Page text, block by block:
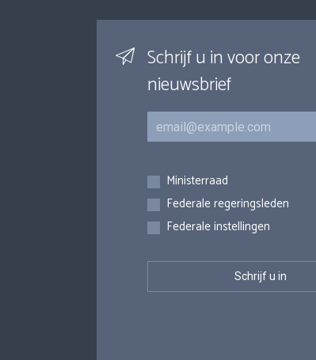
Schrijf u in voor onze
nieuwsbrief
E-mail
Inschrijvingen
Ministerraad
Federale regeringsleden
Federale instellingen